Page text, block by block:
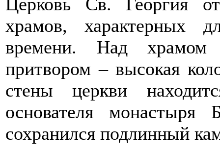
Церковь Св. Георгия
храмов, характерных
времени. Над
притвором – высокая
стены церкви
основателя
сохранился подлинный